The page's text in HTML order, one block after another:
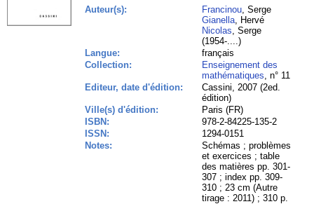
Auteur(s): Francinou, Serge
Gianella, Hervé
Nicolas, Serge
(1954-....)
Langue:
français
Collection:
Enseignement des
mathématiques, n° 11
Editeur, date d'édition:
Cassini, 2007 (2ed.
édition)
Ville(s) d'édition:
Paris (FR)
ISBN:
978-2-84225-135-2
ISSN:
1294-0151
Notes:
Schémas ; problèmes
et exercices ; table
des matières pp. 301-
307 ; index pp. 309-
310 ; 23 cm (Autre
tirage : 2011) ; 310 p.